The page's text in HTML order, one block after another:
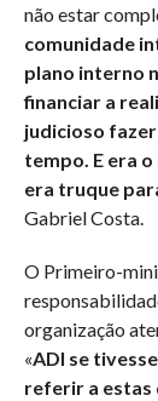
não estar
comunidade
plano interno
financiar a
judicioso fazer
tempo. E era
era truque
Gabriel Costa.
O Primeiro-
organização
«ADI se
referir a estas